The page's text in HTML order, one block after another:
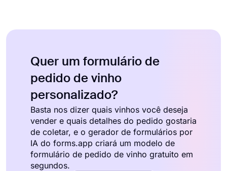
Quer um formulário de
pedido de vinho
personalizado?
Basta nos dizer quais vinhos você deseja
vender e quais detalhes do pedido gostaria
de coletar, e o gerador de formulários por
IA do forms.app criará um modelo de
formulário de pedido de vinho gratuito em
segundos.